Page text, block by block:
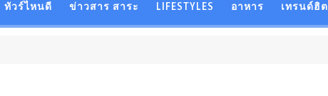
ทัวร์ไหนดี ข่าวสาร สาระ LIFESTYLES อาหาร เทรนด์ฮิต